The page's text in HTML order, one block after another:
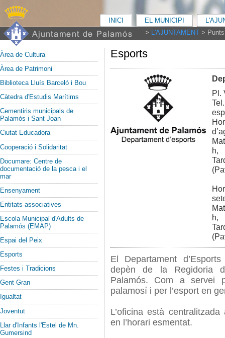
INICI EL MUNICIPI
> L'AJUNTAMENT >
Àrea de Cultura
Àrea de Patrimoni
Biblioteca Lluís Barceló i Bou
Càtedra d'Estudis Marítims
Cementiris municipals de
Palamós i Sant Joan
Ciutat Educadora
Cooperació i Solidaritat
Documare: Centre de
documentació de la pesca i el
mar
Ensenyament
Entitats associatives
Escola Municipal d'Adults de
Palamós (EMAP)
Espai del Peix
Esports
Festes i Tradicions
Gent Gran
Igualtat
Joventut
Llar d'Infants l'Estel de Mn.
Gumersind
Esports
Pl.
h,
h,
El Departament
depèn de la Regidoria
Palamós. Com a servei
palamosí i per l’esport en
L’oficina està
en l’horari esmentat.